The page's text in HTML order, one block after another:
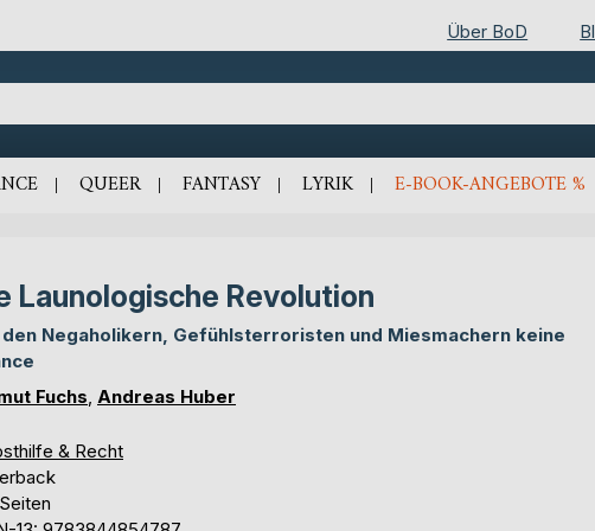
Über BoD
QUEER FANTASY LYRIK E-BOOK-ANGEBOTE %
Launologische Revolution
den Negaholikern, Gefühlsterroristen und Miesmachern keine
Fuchs Andreas Huber
& Recht